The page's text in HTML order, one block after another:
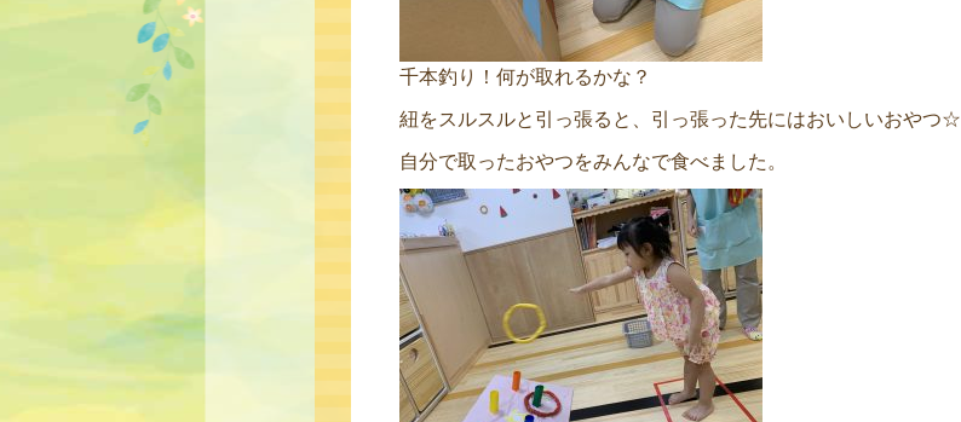
千本釣り！何が取れるかな？
紐をスルスルと引っ張ると、引っ張った先にはおいしいおやつ☆
自分で取ったおやつをみんなで食べました。